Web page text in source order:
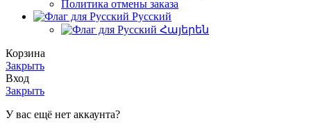
Политика отмены заказа
Русский
Հայերեն
Корзина
Закрыть
Вход
Закрыть
У вас ещё нет аккаунта?